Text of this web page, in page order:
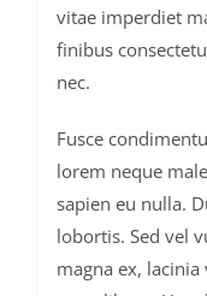
vitae imperdiet
finibus
nec.
Fusce
lorem neque
sapien eu nulla.
lobortis. Sed vel
magna ex,